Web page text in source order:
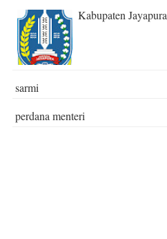
Kabupaten Jayapura
sarmi
perdana menteri